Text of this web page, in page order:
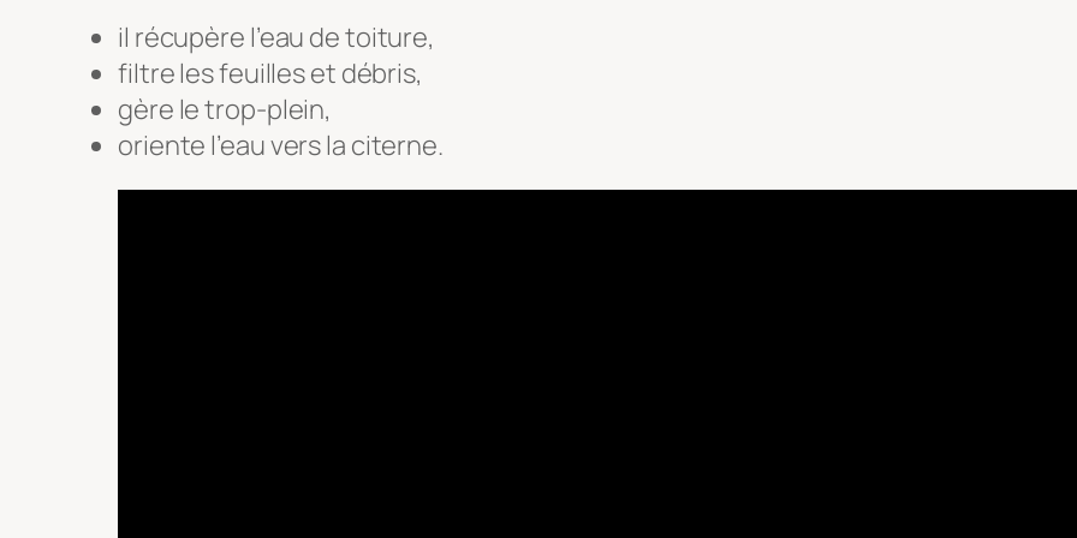
il récupère l’eau de toiture,
filtre les feuilles et débris,
gère le trop-plein,
oriente l’eau vers la citerne.